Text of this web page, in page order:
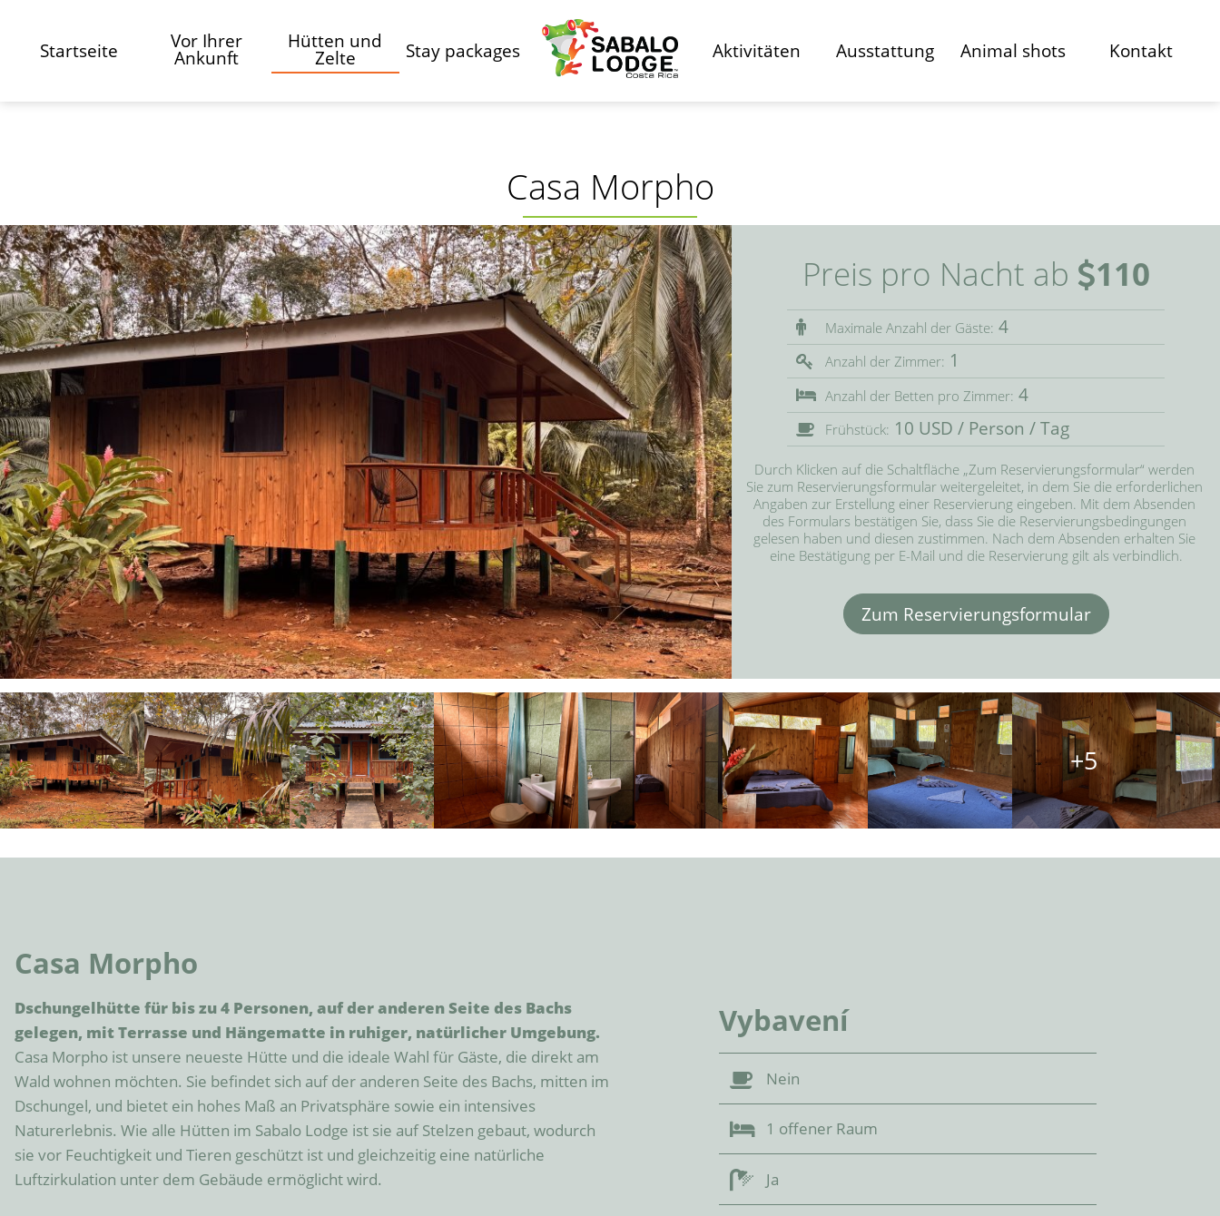
Startseite Vor Ihrer
Ankunft
Hütten und
Zelte Stay packages Aktivitäten Ausstattung Animal shots Kontakt
Casa Morpho
Preis pro Nacht ab 110
Maximale Anzahl der Gäste: 4
Anzahl der Zimmer: 1
Anzahl der Betten pro Zimmer: 4
Frühstück: 10 USD / Person / Tag
Durch Klicken auf die Schaltfläche „Zum Reservierungsformular“ werden
Sie zum Reservierungsformular weitergeleitet, in dem Sie die erforderlichen
Angaben zur Erstellung einer Reservierung eingeben. Mit dem Absenden
des Formulars bestätigen Sie, dass Sie die Reservierungsbedingungen
gelesen haben und diesen zustimmen. Nach dem Absenden erhalten Sie
eine Bestätigung per E-Mail und die Reservierung gilt als verbindlich.
Zum Reservierungsformular
+5
Casa Morpho
Dschungelhütte für bis zu 4 Personen, auf der anderen Seite des Bachs
gelegen, mit Terrasse und Hängematte in ruhiger, natürlicher Umgebung.
Casa Morpho ist unsere neueste Hütte und die ideale Wahl für Gäste, die direkt am
Wald wohnen möchten. Sie befindet sich auf der anderen Seite des Bachs, mitten im
Dschungel, und bietet ein hohes Maß an Privatsphäre sowie ein intensives
Naturerlebnis. Wie alle Hütten im Sabalo Lodge ist sie auf Stelzen gebaut, wodurch
sie vor Feuchtigkeit und Tieren geschützt ist und gleichzeitig eine natürliche
Luftzirkulation unter dem Gebäude ermöglicht wird.
Vybavení
Nein
1 offener Raum
Ja